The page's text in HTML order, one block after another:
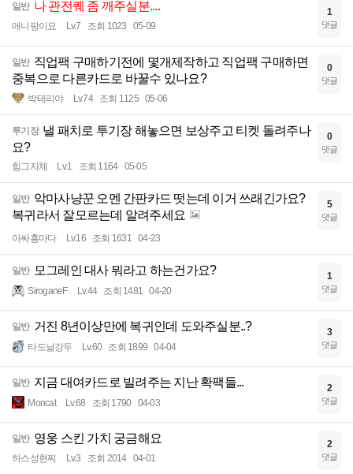
일반 나 관전퀘 좀 깨주실분....
애니팡이요 Lv.7 조회 1023 05-09
1
댓글
일반 직업팩 구매하기전에 몇개제작하고 직업팩 구매하면
중복으로 다른카드로 바꿀수 있나요?
박테리야 Lv.74 조회 1125 05-06
0
댓글
투기장 낼 패치로 투기장 해놓으면 보상주고 티켓 돌려주나
요?
힘그자체 Lv.1 조회 1164 05-05
0
댓글
일반 악마사냥꾼 오멘 간판카드 떳는데 이거 쓰래긴가요?
복귀라서 잘모르는데 알려주세요
아싸흥마다 Lv.16 조회 1631 04-23
5
댓글
일반 모그레인 대사 뭐라고 하는건가요?
SiroganeF Lv.44 조회 1481 04-20
1
댓글
일반 거진 8년이상만에 복귀인데 도와주실분..?
타도날강두 Lv.60 조회 1899 04-04
3
댓글
일반 지금 대여카드로 빌려주는 지난 확팩들...
Moncat Lv.68 조회 1790 04-03
2
댓글
일반 영웅 스킨 가치 궁금해요
하스성현찌 Lv.3 조회 2014 04-01
2
댓글